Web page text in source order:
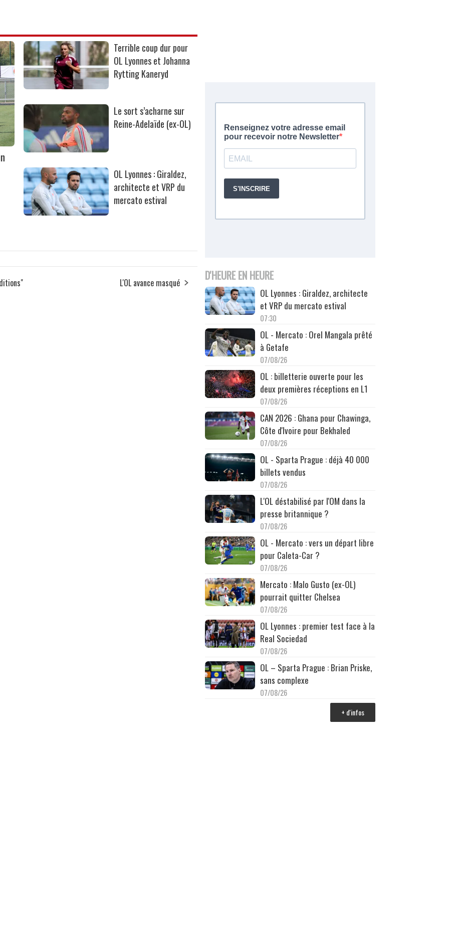
Terrible coup dur pour
OL Lyonnes et Johanna
Rytting Kaneryd
Le sort s’acharne sur
Reine-Adelaïde (ex-OL)
OL Lyonnes : Giraldez,
architecte et VRP du
mercato estival
L'OL avance masqué
D'HEURE EN HEURE
OL Lyonnes : Giraldez, architecte
et VRP du mercato estival
07:30
OL - Mercato : Orel Mangala prêté
à Getafe
07/08/26
OL : billetterie ouverte pour les
deux premières réceptions en L1
07/08/26
CAN 2026 : Ghana pour Chawinga,
Côte d'Ivoire pour Bekhaled
07/08/26
OL - Sparta Prague : déjà 40 000
billets vendus
07/08/26
L'OL déstabilisé par l'OM dans la
presse britannique ?
07/08/26
OL - Mercato : vers un départ libre
pour Caleta-Car ?
07/08/26
Mercato : Malo Gusto (ex-OL)
pourrait quitter Chelsea
07/08/26
OL Lyonnes : premier test face à la
Real Sociedad
07/08/26
OL – Sparta Prague : Brian Priske,
sans complexe
07/08/26
+ d'infos